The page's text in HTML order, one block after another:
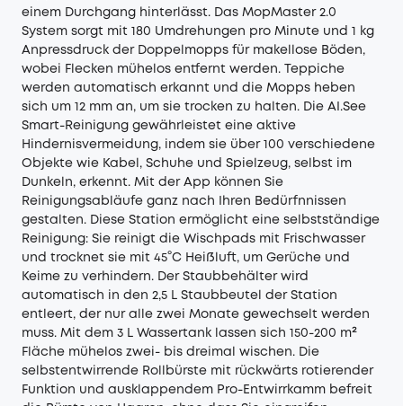
einem Durchgang hinterlässt. Das MopMaster 2.0
System sorgt mit 180 Umdrehungen pro Minute und 1 kg
Anpressdruck der Doppelmopps für makellose Böden,
wobei Flecken mühelos entfernt werden. Teppiche
werden automatisch erkannt und die Mopps heben
sich um 12 mm an, um sie trocken zu halten. Die AI.See
Smart-Reinigung gewährleistet eine aktive
Hindernisvermeidung, indem sie über 100 verschiedene
Objekte wie Kabel, Schuhe und Spielzeug, selbst im
Dunkeln, erkennt. Mit der App können Sie
Reinigungsabläufe ganz nach Ihren Bedürfnnissen
gestalten. Diese Station ermöglicht eine selbstständige
Reinigung: Sie reinigt die Wischpads mit Frischwasser
und trocknet sie mit 45°C Heißluft, um Gerüche und
Keime zu verhindern. Der Staubbehälter wird
automatisch in den 2,5 L Staubbeutel der Station
entleert, der nur alle zwei Monate gewechselt werden
muss. Mit dem 3 L Wassertank lassen sich 150-200 m²
Fläche mühelos zwei- bis dreimal wischen. Die
selbstentwirrende Rollbürste mit rückwärts rotierender
Funktion und ausklappendem Pro-Entwirrkamm befreit